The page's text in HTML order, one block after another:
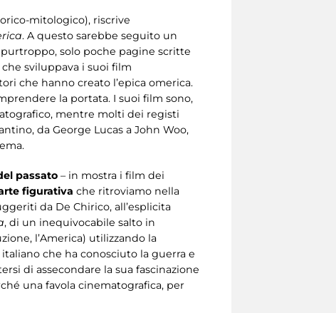
mitologico), riscrive
. A questo sarebbe seguito un
solo poche pagine scritte
sviluppava i suoi film
che hanno creato l’epica omerica.
la portata. I suoi film sono,
mentre molti dei registi
da George Lucas a John Woo,
passato – in mostra i film dei
figurativa che ritroviamo nella
da De Chirico, all’esplicita
, di un inequivocabile salto in
l’America) utilizzando la
che ha conosciuto la guerra e
di assecondare la sua fascinazione
una favola cinematografica, per